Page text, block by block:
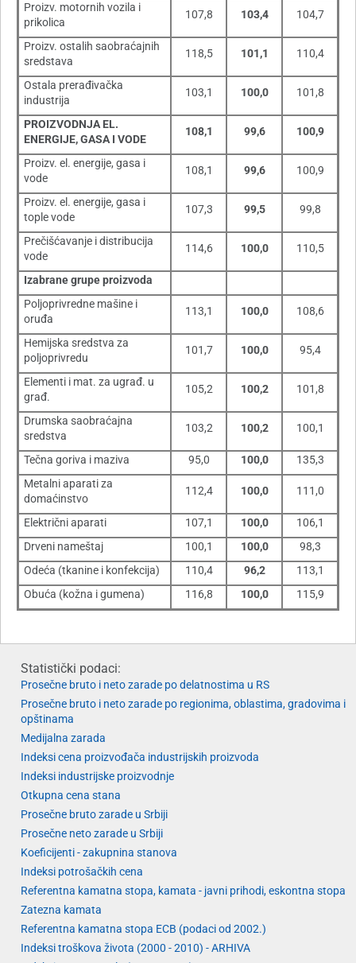
Proizv. motornih vozila i
prikolica
107,8 103,4 104,7
Proizv. ostalih saobraćajnih
sredstava
118,5 101,1 110,4
Ostala prerađivačka
industrija
103,1 100,0 101,8
PROIZVODNJA EL.
ENERGIJE, GASA I VODE
108,1 99,6 100,9
Proizv. el. energije, gasa i
vode
108,1 99,6 100,9
Proizv. el. energije, gasa i
tople vode
107,3 99,5 99,8
Prečišćavanje i distribucija
vode
114,6 100,0 110,5
Izabrane grupe proizvoda
Poljoprivredne mašine i
oruđa
113,1 100,0 108,6
Hemijska sredstva za
poljoprivredu
101,7 100,0 95,4
Elementi i mat. za ugrađ. u
građ.
105,2 100,2 101,8
Drumska saobraćajna
sredstva
103,2 100,2 100,1
Tečna goriva i maziva 95,0 100,0
135,3
Metalni aparati za
domaćinstvo
112,4 100,0 111,0
Električni aparati 107,1 100,0
106,1
Drveni nameštaj
100,1 100,0
98,3
Odeća (tkanine i konfekcija)
110,4 96,2
113,1
Obuća (kožna i gumena)
116,8 100,0 115,9
Statistički podaci:
Prosečne bruto i neto zarade po delatnostima u RS
Prosečne bruto i neto zarade po regionima, oblastima, gradovima i
opštinama
Medijalna zarada
Indeksi cena proizvođača industrijskih proizvoda
Indeksi industrijske proizvodnje
Otkupna cena stana
Prosečne bruto zarade u Srbiji
Prosečne neto zarade u Srbiji
Koeficijenti - zakupnina stanova
Indeksi potrošačkih cena
Referentna kamatna stopa, kamata - javni prihodi, eskontna stopa
Zatezna kamata
Referentna kamatna stopa ECB (podaci od 2002.)
Indeksi troškova života (2000 - 2010) - ARHIVA